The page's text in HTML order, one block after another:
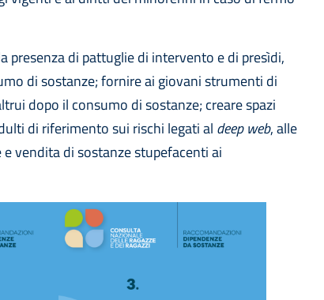
presenza di pattuglie di intervento e di presìdi,
di sostanze; fornire ai giovani strumenti di
dopo il consumo di sostanze; creare spazi
di riferimento sui rischi legati al deep web, alle
vendita di sostanze stupefacenti ai